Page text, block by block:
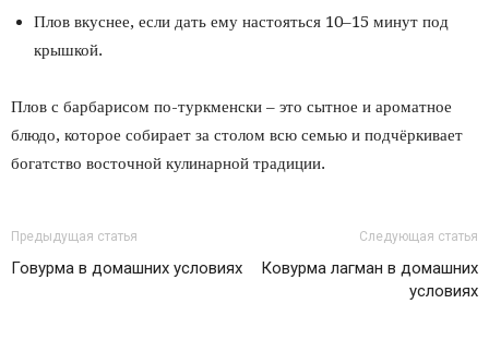
Плов вкуснее, если дать ему настояться 10–15 минут под
крышкой.
Плов с барбарисом по-туркменски – это сытное и ароматное
блюдо, которое собирает за столом всю семью и подчёркивает
богатство восточной кулинарной традиции.
Предыдущая статья
Говурма в домашних условиях
Следующая статья
Ковурма лагман в домашних
условиях